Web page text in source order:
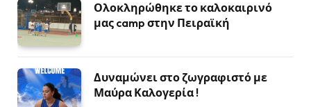
Ολοκληρώθηκε το καλοκαιρινό
μας camp στην Πειραϊκή
Δυναμώνει στο ζωγραφιστό με
Μαύρα Καλογερία !